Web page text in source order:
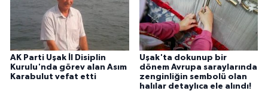
AK Parti Uşak İl Disiplin
Kurulu'nda görev alan Asım
Karabulut vefat etti
Uşak'ta dokunup bir
dönem Avrupa saraylarında
zenginliğin sembolü olan
halılar detaylıca ele alındı!